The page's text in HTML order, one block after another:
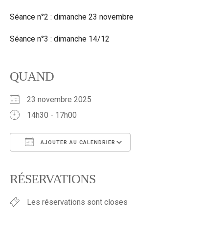
Séance n°2 : dimanche 23 novembre
Séance n°3 : dimanche 14/12
QUAND
23 novembre 2025
14h30 - 17h00
AJOUTER AU CALENDRIER
RÉSERVATIONS
Les réservations sont closes